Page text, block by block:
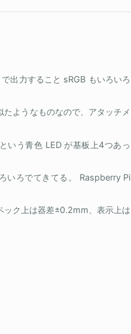
出力すること sRGB もいろいろ
ようなものなので、アタッチメ
いう青色 LED が基板上4つあっ
いろでてきてる。 Raspberry Pi
ック上は器差±0.2mm、表示上は